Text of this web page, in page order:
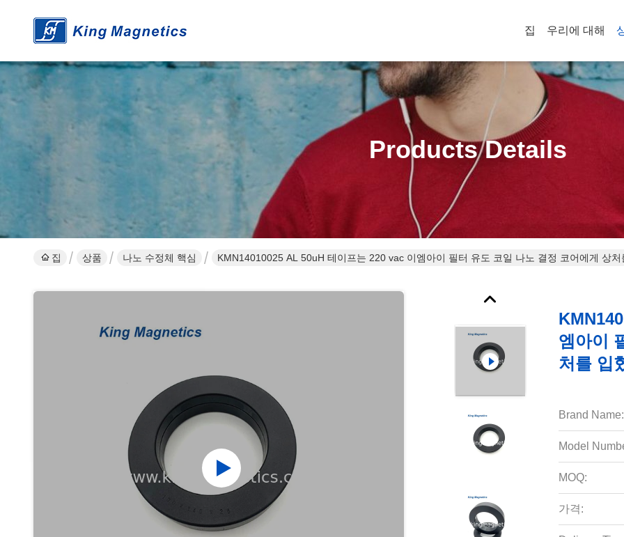
집 우리에 대해
Products Details
집 상품 나노 수정체 핵심 KMN14010025 AL 50uH 테이프는 220 vac 이엠아이 필터 유도 코일 나노 결정 코어에게
엠아이
처를 입
Brand Name:
Model
MOQ:
가격: